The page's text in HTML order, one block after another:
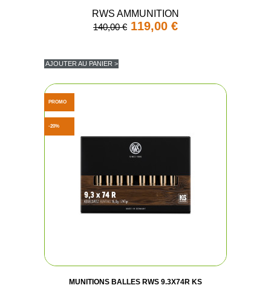
RWS AMMUNITION
140,00 € 119,00 €
AJOUTER AU PANIER >
MUNITIONS BALLES RWS 9.3X74R KS
PROMO
-20%